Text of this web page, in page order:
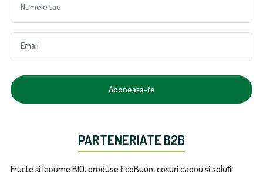
Numele tau
Email
Aboneaza-te
PARTENERIATE B2B
Fructe și legume BIO, produse EcoBuun, coșuri cadou și soluții